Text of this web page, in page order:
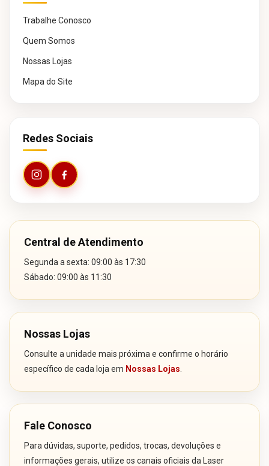
Trabalhe Conosco
Quem Somos
Nossas Lojas
Mapa do Site
Redes Sociais
Central de Atendimento
Segunda a sexta: 09:00 às 17:30
Sábado: 09:00 às 11:30
Nossas Lojas
Consulte a unidade mais próxima e confirme o horário
específico de cada loja em Nossas Lojas
Fale Conosco
Para dúvidas, suporte, pedidos, trocas, devoluções e
informações gerais, utilize os canais oficiais da Laser